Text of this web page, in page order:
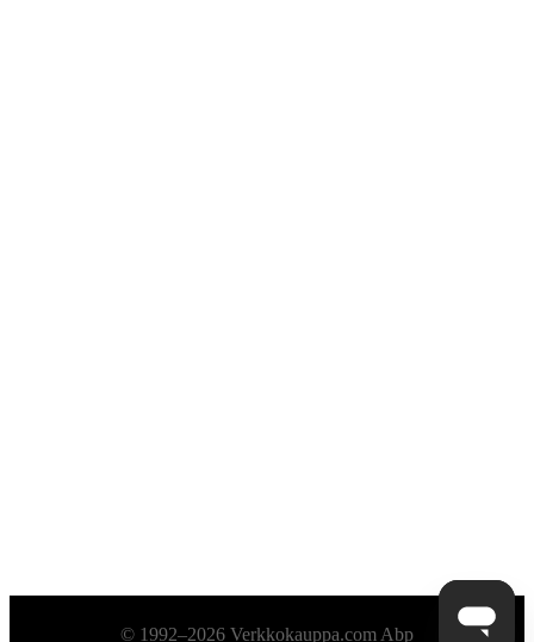
Alatunniste© 1992–2026 Verkkokauppa.com Abp